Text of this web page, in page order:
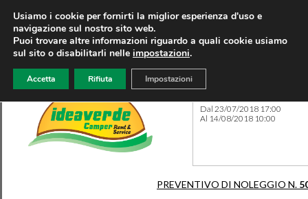
Dal 23/07/2018 17:00
Al 14/08/2018 10:00
PREVENTIVO DI NOLEGGIO N.
Usiamo i cookie per fornirti la miglior esperienza d'uso e
navigazione sul nostro sito web.
Puoi trovare altre informazioni riguardo a quali cookie usiamo
sul sito o disabilitarli nelle impostazioni.
Accetta Rifiuta Impostazioni